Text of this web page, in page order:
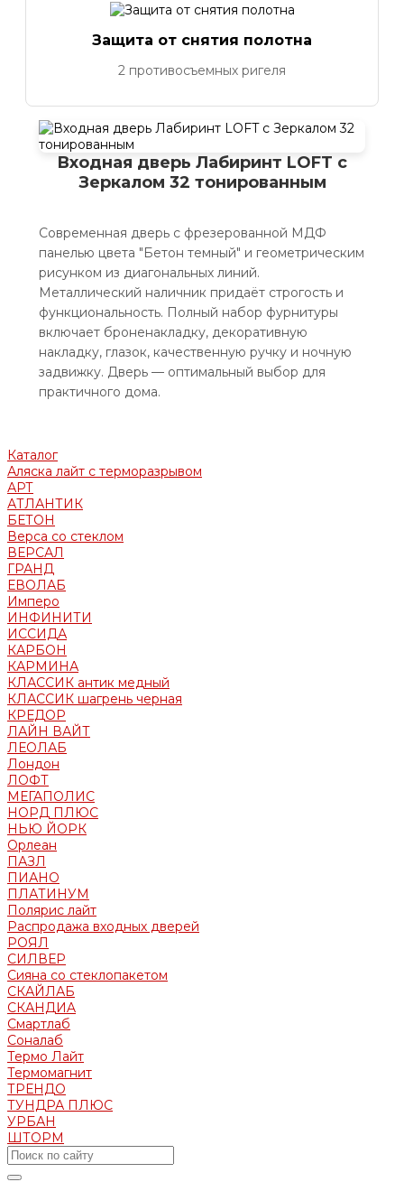
Защита от снятия полотна
2 противосъемных ригеля
Входная дверь Лабиринт LOFT с
Зеркалом 32 тонированным
Современная дверь с фрезерованной МДФ
панелью цвета "Бетон темный" и геометрическим
рисунком из диагональных линий.
Металлический наличник придаёт строгость и
функциональность. Полный набор фурнитуры
включает броненакладку, декоративную
накладку, глазок, качественную ручку и ночную
задвижку. Дверь — оптимальный выбор для
практичного дома.
Каталог
Аляска лайт с терморазрывом
АРТ
АТЛАНТИК
БЕТОН
Верса со стеклом
ВЕРСАЛ
ГРАНД
ЕВОЛАБ
Имперо
ИНФИНИТИ
ИССИДА
КАРБОН
КАРМИНА
КЛАССИК антик медный
КЛАССИК шагрень черная
КРЕДОР
ЛАЙН ВАЙТ
ЛЕОЛАБ
Лондон
ЛОФТ
МЕГАПОЛИС
НОРД ПЛЮС
НЬЮ ЙОРК
Орлеан
ПАЗЛ
ПИАНО
ПЛАТИНУМ
Полярис лайт
Распродажа входных дверей
РОЯЛ
СИЛВЕР
Сияна со стеклопакетом
СКАЙЛАБ
СКАНДИA
Смартлаб
Соналаб
Термо Лайт
Термомагнит
ТРЕНДО
ТУНДРА ПЛЮС
УРБАН
ШТОРМ